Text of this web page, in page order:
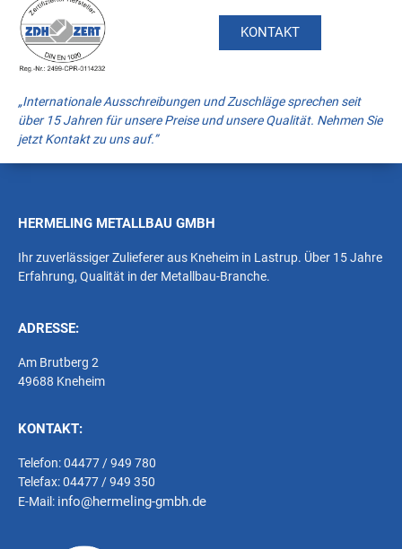
KONTAKT
„Internationale Ausschreibungen und Zuschläge sprechen seit
über 15 Jahren für unsere Preise und unsere Qualität. Nehmen Sie
jetzt Kontakt zu uns auf.”
HERMELING METALLBAU GMBH
Ihr zuverlässiger Zulieferer aus Kneheim in Lastrup. Über 15 Jahre
Erfahrung, Qualität in der Metallbau-Branche.
ADRESSE:
Am Brutberg 2
49688 Kneheim
KONTAKT:
Telefon: 04477 / 949 780
Telefax: 04477 / 949 350
E-Mail: info@hermeling-gmbh.de